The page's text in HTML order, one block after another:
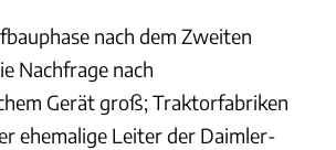
nach dem Zweiten
Nachfrage nach
Gerät groß; Traktorfabriken
ehemalige Leiter der Daimler-